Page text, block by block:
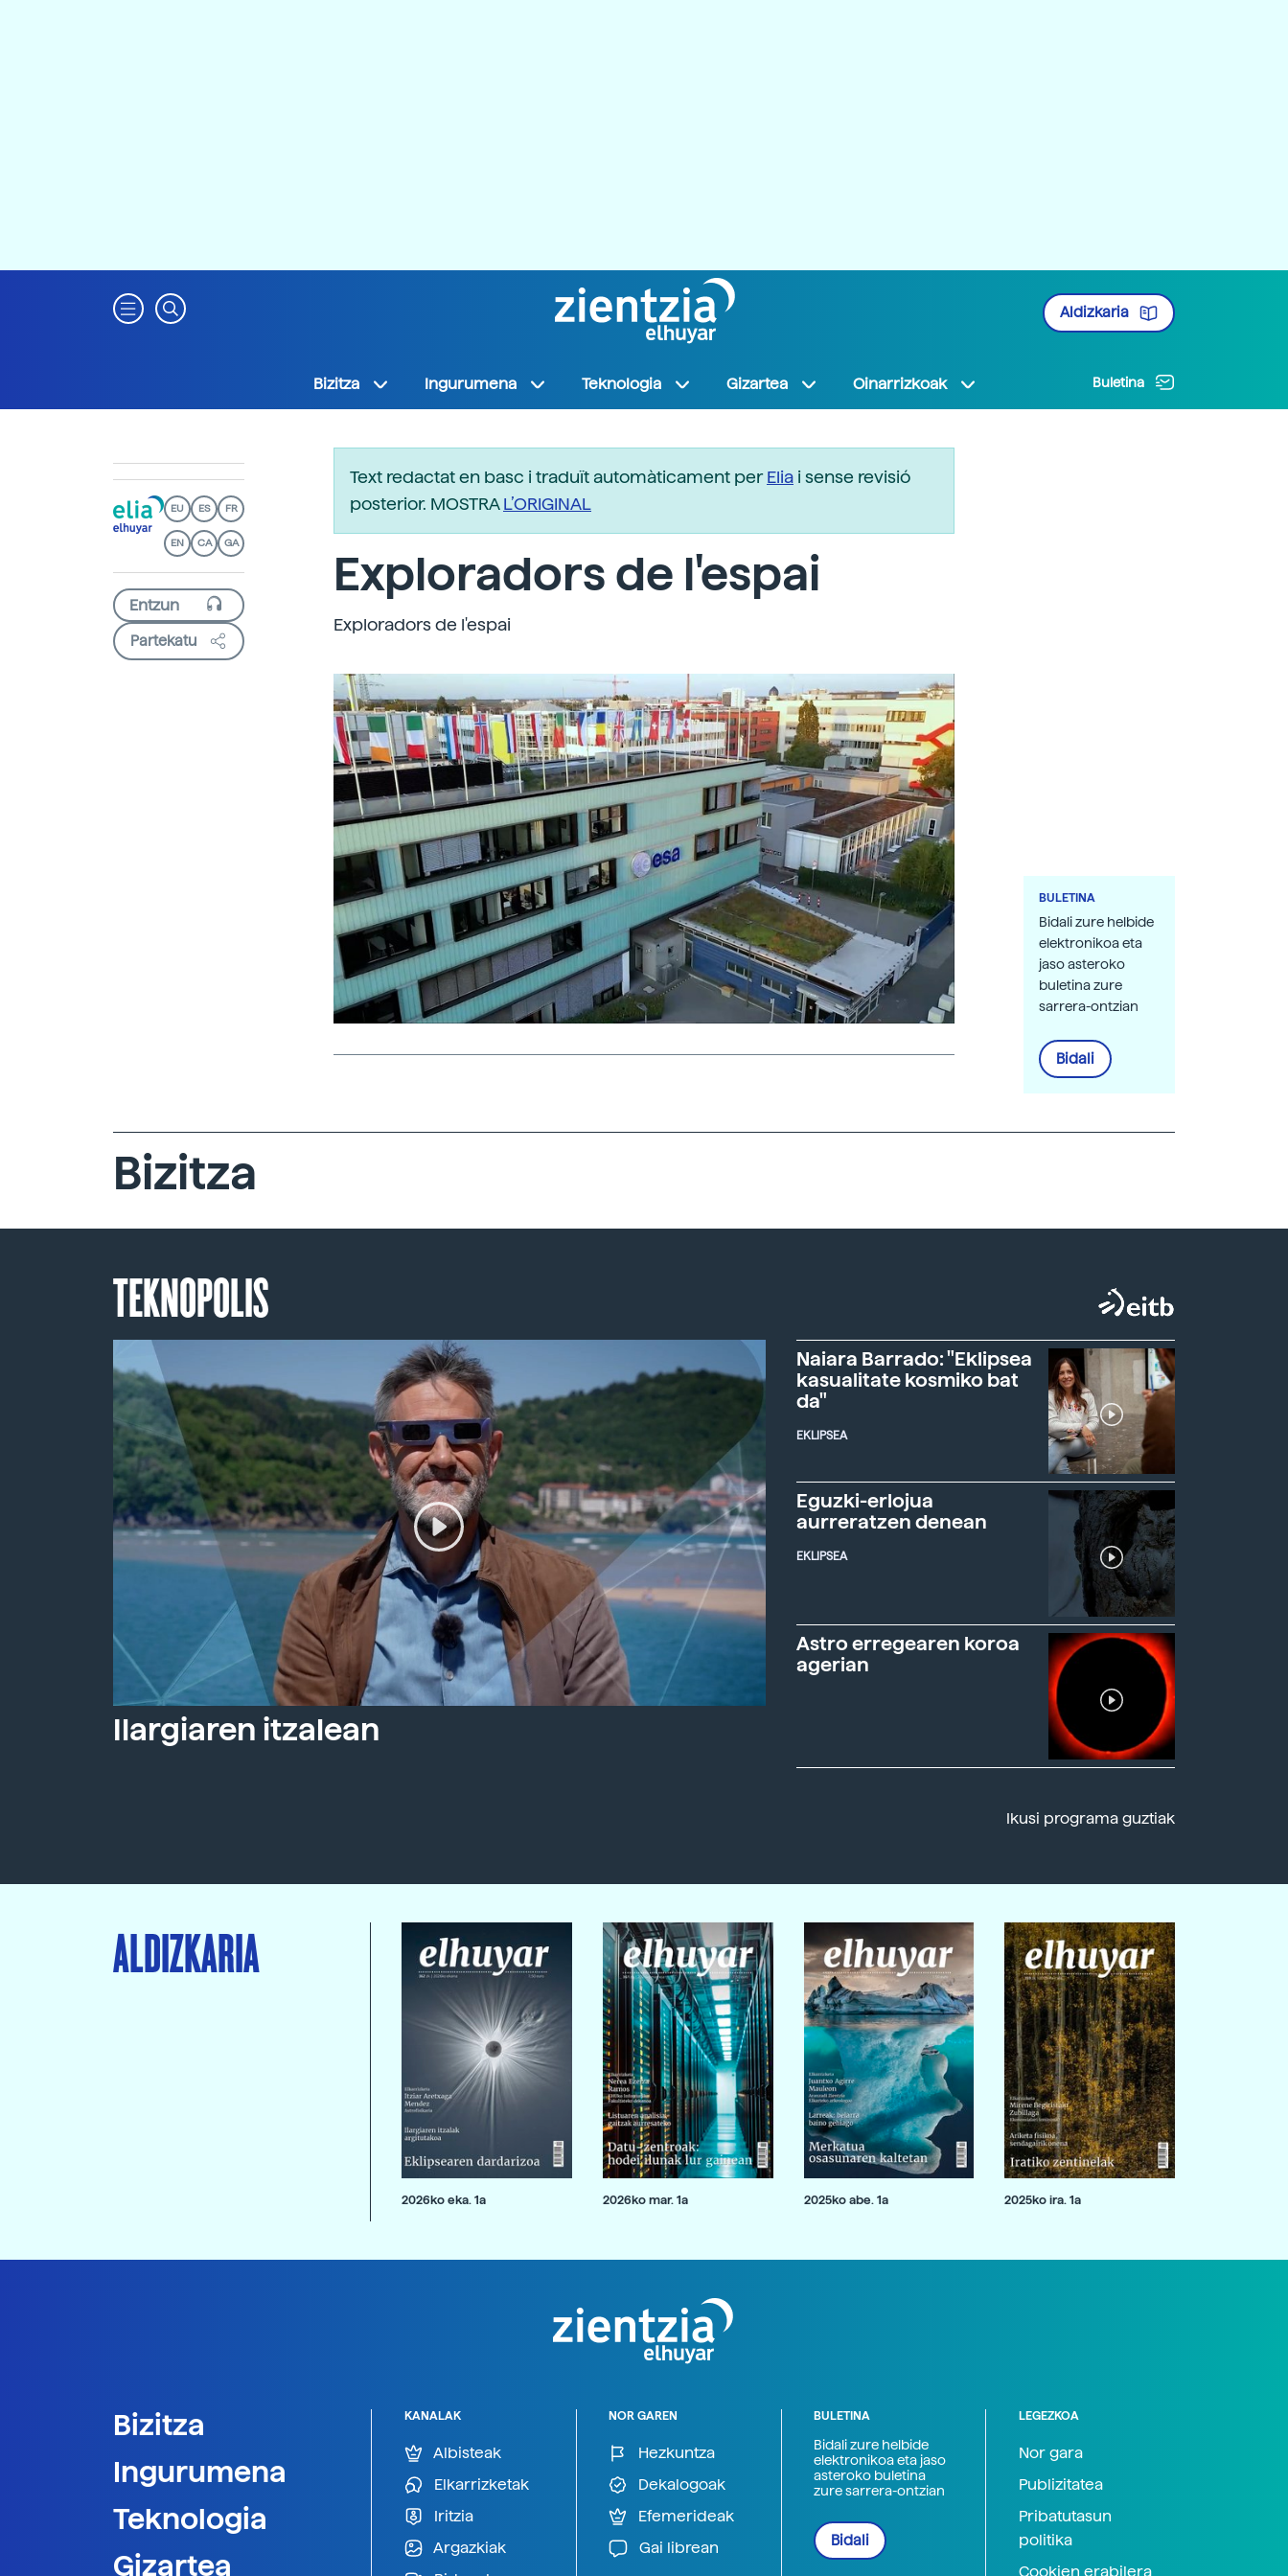
Aldizkaria
Bizitza Ingurumena Teknologia Gizartea Oinarrizkoak Buletina
EU ES FR
EN CA GA
Partekatu
Text redactat en basc i traduït automàticament perElia i sense revisió
posterior. MOSTRAL’ORIGINAL
Exploradors de l'espai
Exploradors de l'espai
BULETINA
Bidali zure helbide
elektronikoa eta
jaso asteroko
buletina zure
sarrera-ontzian
Bidali
Bizitza
TEKNOPOLIS
Ilargiaren itzalean
Naiara Barrado: "Eklipsea
kasualitate kosmiko bat
da"
EKLIPSEA
Eguzki-erlojua
aurreratzen denean
EKLIPSEA
Astro erregearen koroa
agerian
Ikusi programa guztiak
ALDIZKARIA
2026ko eka. 1a 2026ko mar. 1a 2025ko abe. 1a 2025ko ira. 1a
Bizitza
Ingurumena
Teknologia
Gizartea
KANALAK
Albisteak
Elkarrizketak
Iritzia
Argazkiak
NOR GAREN
Hezkuntza
Dekalogoak
Efemerideak
Gai librean
BULETINA
Bidali zure helbide
elektronikoa eta jaso
asteroko buletina
zure sarrera-ontzian
Bidali
LEGEZKOA
Nor gara
Publizitatea
Pribatutasun
politika
Cookien erabilera